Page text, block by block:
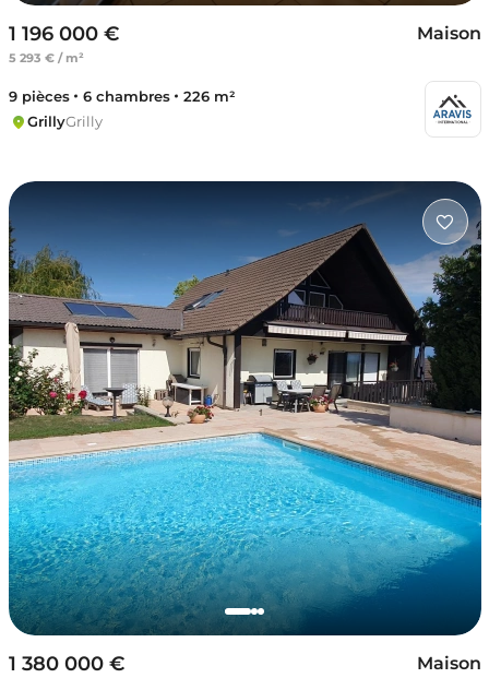
1 196 000 €
5 293 € / m²
Maison
9 pièces 6 chambres
226 m²
GrillyGrilly
1 380 000 € Maison